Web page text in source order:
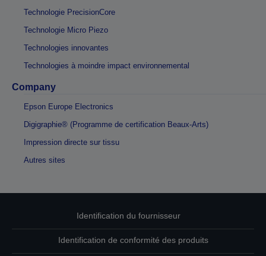
Technologie PrecisionCore
Technologie Micro Piezo
Technologies innovantes
Technologies à moindre impact environnemental
Company
Epson Europe Electronics
Digigraphie® (Programme de certification Beaux-Arts)
Impression directe sur tissu
Autres sites
Identification du fournisseur
Identification de conformité des produits